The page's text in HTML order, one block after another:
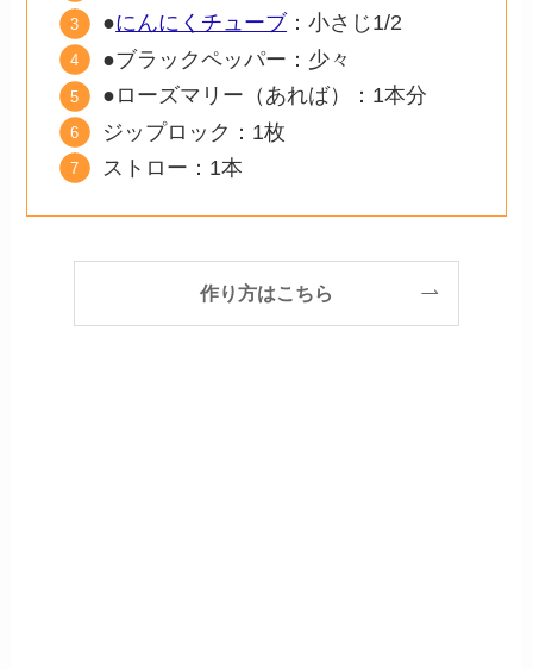
●にんにくチューブ ：小さじ1/2
●ブラックペッパー：少々
●ローズマリー（あれば）：1本分
ジップロック：1枚
ストロー：1本
作り方はこちら